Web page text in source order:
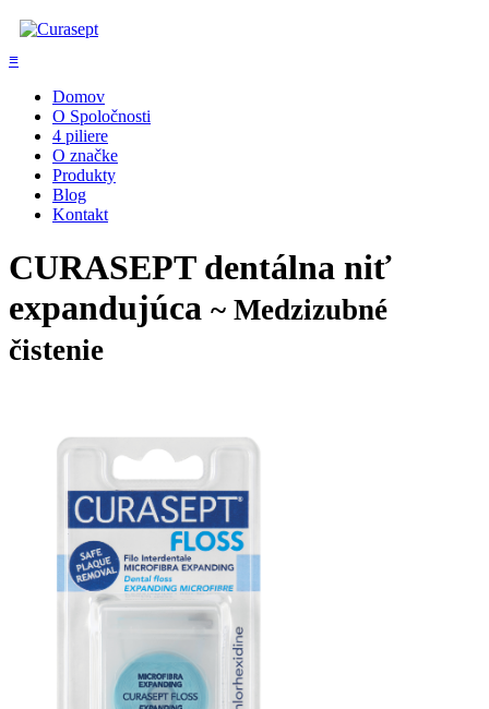
≡
Domov
O Spoločnosti
4 piliere
O značke
Produkty
Blog
Kontakt
CURASEPT dentálna niť
expandujúca ~ Medzizubné
čistenie